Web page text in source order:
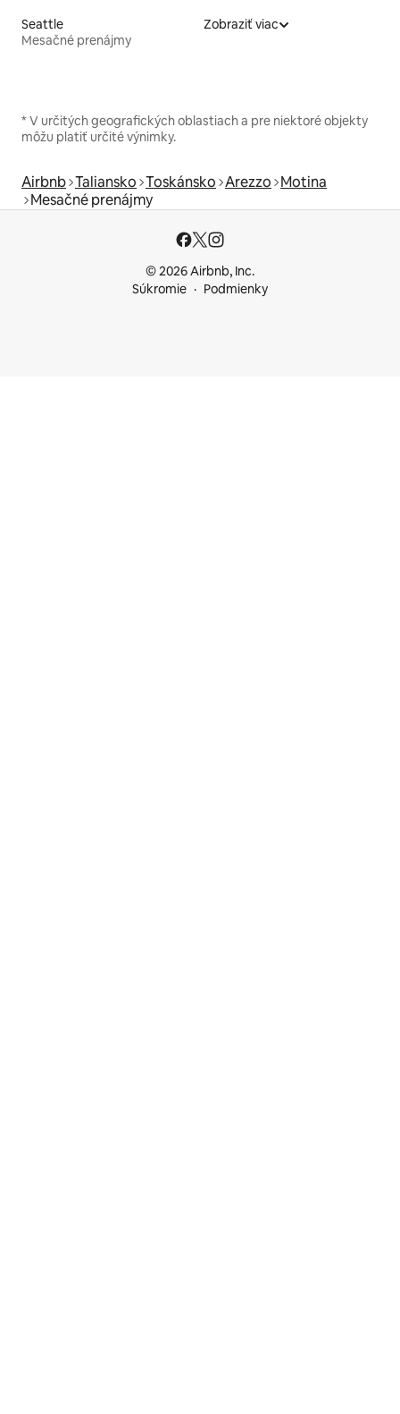
Seattle
Mesačné prenájmy
Zobraziť viac
* V určitých geografických oblastiach a pre niektoré objekty
môžu platiť určité výnimky.
Airbnb Taliansko Toskánsko Arezzo Motina
Mesačné prenájmy
© 2026 Airbnb, Inc.
Súkromie
Podmienky